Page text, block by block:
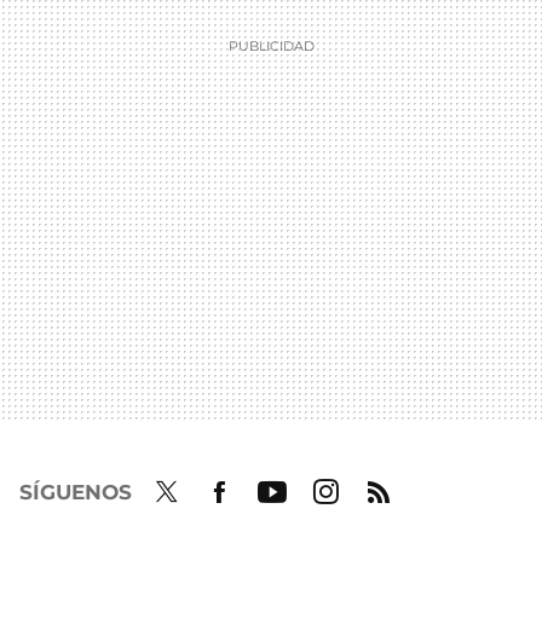
SÍGUENOS